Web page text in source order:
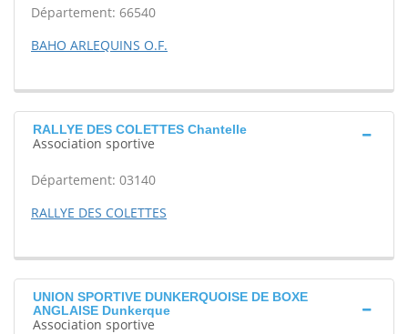
Département: 66540
BAHO ARLEQUINS O.F.
RALLYE DES COLETTES Chantelle
Association sportive
Département: 03140
RALLYE DES COLETTES
UNION SPORTIVE DUNKERQUOISE DE BOXE
ANGLAISE Dunkerque
Association sportive